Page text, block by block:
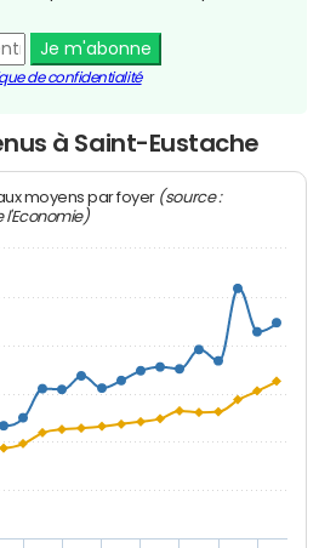
Je m'abonne
de confidentialité
à Saint-Eustache
moyens par foyer (source :
l'Economie)